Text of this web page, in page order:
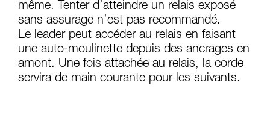
la manipulation, seul, en toute sécurité, avant
de la reproduire en autonomie.
Nous donnons des exemples de techniques
liées à votre activité. Il peut en exister d’autres
que nous ne décrivons pas ici.
même. Tenter d’atteindre un relais exposé
sans assurage n’est pas recommandé.
Le leader peut accéder au relais en faisant
une auto-moulinette depuis des ancrages en
amont. Une fois attachée au relais, la corde
servira de main courante pour les suivants.